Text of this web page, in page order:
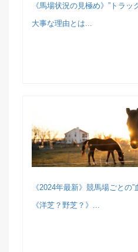
《馬場状況の見極め》”トラッ
大事な理由とは...
《2024年最新》競馬場ごとの
《洋芝？野芝？》...